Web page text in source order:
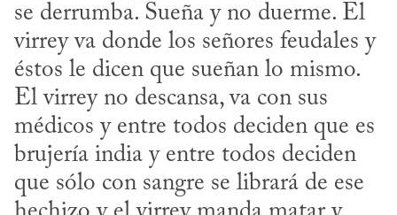
se derrumba. Sueña y no duerme. El
virrey va donde los señores feudales y
éstos le dicen que sueñan lo mismo.
El virrey no descansa, va con sus
médicos y entre todos deciden que es
brujería india y entre todos deciden
que sólo con sangre se librará de ese